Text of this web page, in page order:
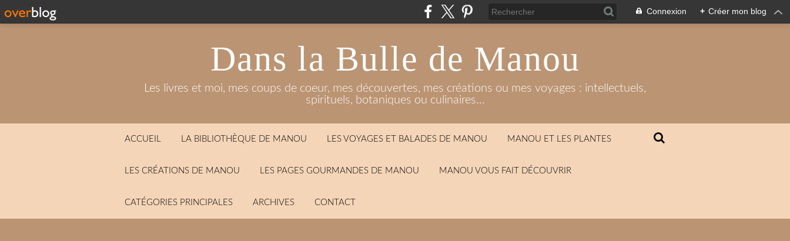
Connexion + Créer mon blog
Dans la Bulle de Manou
Les livres et moi, mes coups de coeur, mes découvertes, mes créations ou mes voyages : intellectuels,
spirituels, botaniques ou culinaires...
ACCUEIL LA BIBLIOTHÈQUE DE MANOU LES VOYAGES ET BALADES DE MANOU MANOU ET LES PLANTES
LES CRÉATIONS DE MANOU LES PAGES GOURMANDES DE MANOU MANOU VOUS FAIT DÉCOUVRIR
CATÉGORIES PRINCIPALES ARCHIVES CONTACT